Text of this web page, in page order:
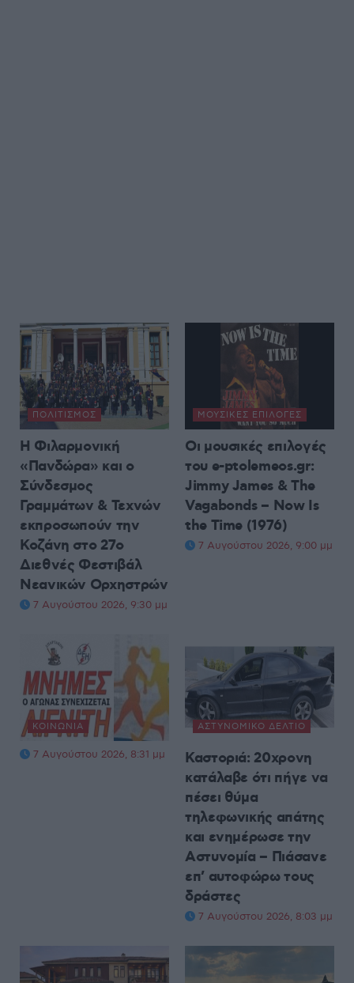
ΠΟΛΙΤΙΣΜΌΣ
Η Φιλαρμονική
«Πανδώρα» και ο
Σύνδεσμος
Γραμμάτων & Τεχνών
εκπροσωπούν την
Κοζάνη στο 27ο
Διεθνές Φεστιβάλ
Νεανικών Ορχηστρών
7 Αυγούστου 2026, 9:30 μμ
ΜΟΥΣΙΚΈΣ ΕΠΙΛΟΓΈΣ
Οι μουσικές επιλογές
του e-ptolemeos.gr:
Jimmy James & The
Vagabonds – Now Is
the Time (1976)
7 Αυγούστου 2026, 9:00 μμ
ΚΟΙΝΩΝΊΑ
7 Αυγούστου 2026, 8:31 μμ
ΑΣΤΥΝΟΜΙΚΌ ΔΕΛΤΊΟ
Καστοριά: 20χρονη
κατάλαβε ότι πήγε να
πέσει θύμα
τηλεφωνικής απάτης
και ενημέρωσε την
Αστυνομία – Πιάσανε
επ’ αυτοφώρω τους
δράστες
7 Αυγούστου 2026, 8:03 μμ